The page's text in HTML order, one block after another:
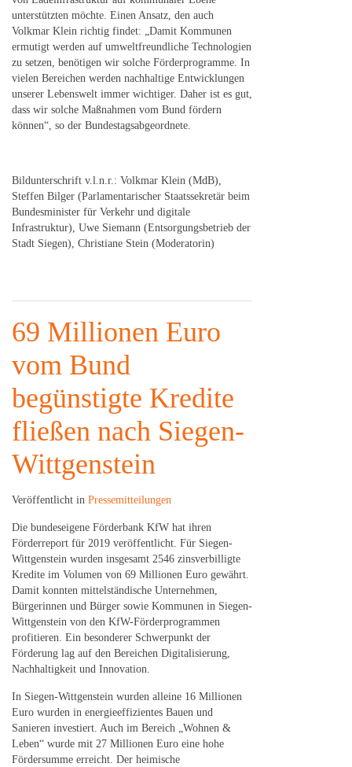
unterstützten möchte. Einen Ansatz, den auch
Volkmar Klein richtig findet: „Damit Kommunen
ermutigt werden auf umweltfreundliche Technologien
zu setzen, benötigen wir solche Förderprogramme. In
vielen Bereichen werden nachhaltige Entwicklungen
unserer Lebenswelt immer wichtiger. Daher ist es gut,
dass wir solche Maßnahmen vom Bund fördern
können“, so der Bundestagsabgeordnete.
Bildunterschrift v.l.n.r.: Volkmar Klein (MdB),
Steffen Bilger (Parlamentarischer Staatssekretär beim
Bundesminister für Verkehr und digitale
Infrastruktur), Uwe Siemann (Entsorgungsbetrieb der
Stadt Siegen), Christiane Stein (Moderatorin)
69 Millionen Euro
vom Bund
begünstigte Kredite
fließen nach Siegen-
Wittgenstein
Veröffentlicht in Pressemitteilungen
Die bundeseigene Förderbank KfW hat ihren
Förderreport für 2019 veröffentlicht. Für Siegen-
Wittgenstein wurden insgesamt 2546 zinsverbilligte
Kredite im Volumen von 69 Millionen Euro gewährt.
Damit konnten mittelständische Unternehmen,
Bürgerinnen und Bürger sowie Kommunen in Siegen-
Wittgenstein von den KfW-Förderprogrammen
profitieren. Ein besonderer Schwerpunkt der
Förderung lag auf den Bereichen Digitalisierung,
Nachhaltigkeit und Innovation.
In Siegen-Wittgenstein wurden alleine 16 Millionen
Euro wurden in energieeffizientes Bauen und
Sanieren investiert. Auch im Bereich „Wohnen &
Leben“ wurde mit 27 Millionen Euro eine hohe
Fördersumme erreicht. Der heimische